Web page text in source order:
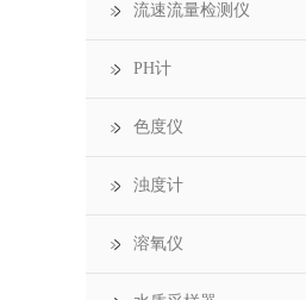
流速流量检测仪
PH计
色度仪
浊度计
溶氧仪